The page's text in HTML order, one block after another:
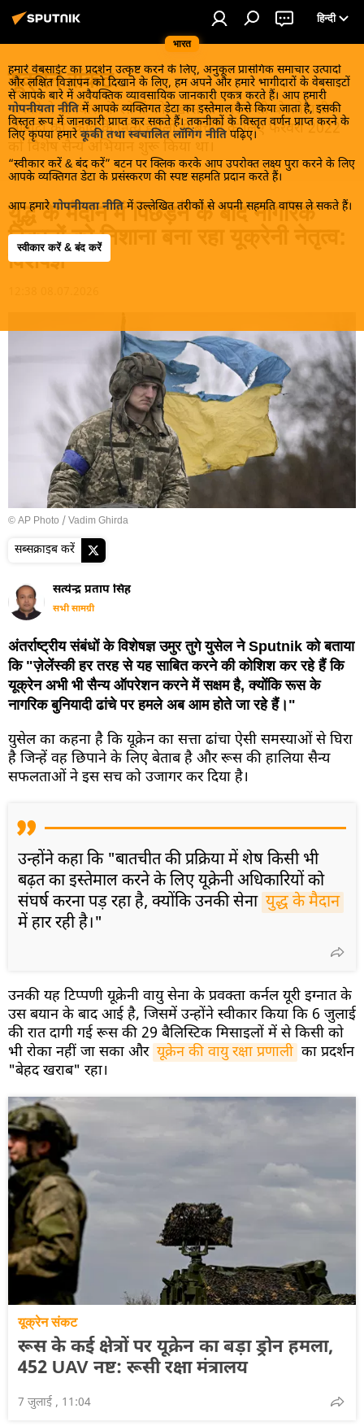
भारत
हिन्दी
हमारे वेबसाईट का प्रदर्शन उत्कृष्ट करने के लिए, अनुकूल प्रासंगिक समाचार उत्पादों
और लक्षित विज्ञापन को दिखाने के लिए, हम अपने और हमारे भागीदारों के वेबसाइटों
से आपके बारे में अवैयक्तिक व्यावसायिक जानकारी एकत्र करते हैं। आप हमारी
गोपनीयता नीति में आपके व्यक्तिगत डेटा का इस्तेमाल कैसे किया जाता है, इसकी
विस्तृत रूप में जानकारी प्राप्त कर सकते हैं। तकनीकों के विस्तृत वर्णन प्राप्त करने के
लिए कृपया हमारे कूकी तथा स्वचालित लॉगिंग नीति पढ़िए।
“स्वीकार करें & बंद करें” बटन पर क्लिक करके आप उपरोक्त लक्ष्य पुरा करने के लिए
आपके व्यक्तिगत डेटा के प्रसंस्करण की स्पष्ट सहमति प्रदान करते हैं।
आप हमारे गोपनीयता नीति में उल्लेखित तरीकों से अपनी सहमति वापस ले सकते हैं।
स्वीकार करें & बंद करें
यूक्रेन संकट
मास्को ने डोनबास के लोगों को, खास तौर पर रूसी बोलनेवाली
आबादी को, कीव के नित्य हमलों से बचाने के लिए फरवरी 2022
को विशेष सैन्य अभियान शुरू किया था।
युद्ध के मैदान में पिछड़ने के बाद नागरिक
ठिकानों को निशाना बना रहा यूक्रेनी नेतृत्व:
विशेषज्ञ
© AP Photo / Vadim Ghirda
सब्सक्राइब करें
सत्येन्द्र प्रताप सिंह
सभी सामग्री
अंतर्राष्ट्रीय संबंधों के विशेषज्ञ उमुर तुगे युसेल ने Sputnik को बताया
कि "ज़ेलेंस्की हर तरह से यह साबित करने की कोशिश कर रहे हैं कि
यूक्रेन अभी भी सैन्य ऑपरेशन करने में सक्षम है, क्योंकि रूस के
नागरिक बुनियादी ढांचे पर हमले अब आम होते जा रहे हैं।"
युसेल का कहना है कि यूक्रेन का सत्ता ढांचा ऐसी समस्याओं से घिरा
है जिन्हें वह छिपाने के लिए बेताब है और रूस की हालिया सैन्य
सफलताओं ने इस सच को उजागर कर दिया है।
उन्होंने कहा कि "बातचीत की प्रक्रिया में शेष किसी भी
बढ़त का इस्तेमाल करने के लिए यूक्रेनी अधिकारियों को
संघर्ष करना पड़ रहा है, क्योंकि उनकी सेना युद्ध के मैदान
में हार रही है।"
उनकी यह टिप्पणी यूक्रेनी वायु सेना के प्रवक्ता कर्नल यूरी इग्नात के
उस बयान के बाद आई है, जिसमें उन्होंने स्वीकार किया कि 6 जुलाई
की रात दागी गई रूस की 29 बैलिस्टिक मिसाइलों में से किसी को
भी रोका नहीं जा सका और यूक्रेन की वायु रक्षा प्रणाली का प्रदर्शन
"बेहद खराब" रहा।
यूक्रेन संकट
रूस के कई क्षेत्रों पर यूक्रेन का बड़ा ड्रोन हमला,
452 UAV नष्ट: रूसी रक्षा मंत्रालय
7 जुलाई , 11:04